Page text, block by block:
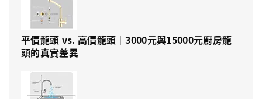
平價龍頭 vs. 高價龍頭｜3000元與15000元廚房龍
頭的真實差異